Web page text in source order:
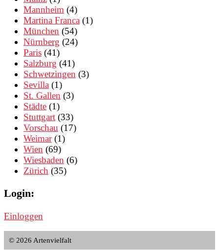
Mannheim (4)
Martina Franca (1)
München (54)
Nürnberg (24)
Paris (41)
Salzburg (41)
Schwetzingen (3)
Sevilla (1)
St. Gallen (3)
Städte (1)
Stuttgart (33)
Vorschau (17)
Weimar(1)
Wien (69)
Wiesbaden (6)
Zürich (35)
Login:
Einloggen
© 2026 Artenvielfalt